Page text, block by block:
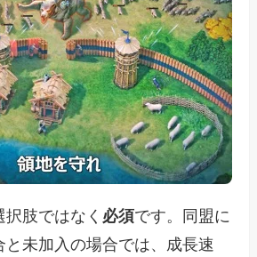
肢ではなく 必須です。同盟に
と未加入の場合では、成長速